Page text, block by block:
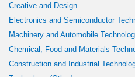
Creative and Design
Electronics and Semiconductor
Machinery and Automobile
Chemical, Food and Materials
Construction and Industrial